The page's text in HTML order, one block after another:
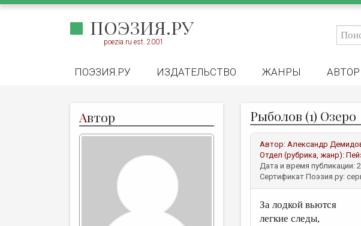
ПОЭЗИЯ.РУ
poezia.ru est. 2001
ПОЭЗИЯ.РУ ИЗДАТЕЛЬСТВО ЖАНРЫ
Автор Рыболов (1) Озеро
Автор: Александр
Отдел (рубрика, жанр):
Дата и время публикации:
Сертификат Поэзия.ру:
За лодкой вьются
легкие следы,